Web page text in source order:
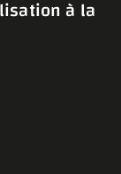
à la